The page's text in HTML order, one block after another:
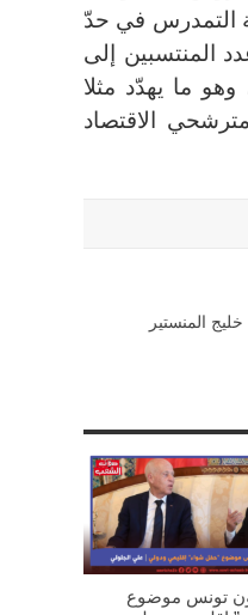
التمدرس في حدّ
المنتسبين إلى
ما يهدّد مثلا
وصل عدد مترشحي الاقتصاد
المنستير
تونس موضوع